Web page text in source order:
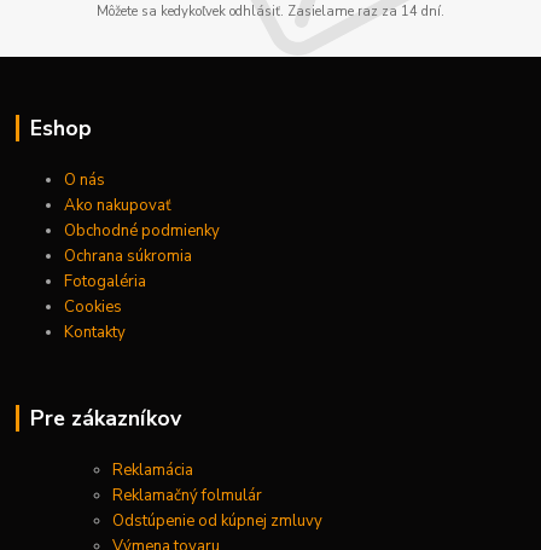
Môžete sa kedykoľvek odhlásiť. Zasielame raz za 14 dní.
Eshop
O nás
Ako nakupovať
Obchodné podmienky
Ochrana súkromia
Fotogaléria
Cookies
Kontakty
Pre zákazníkov
Reklamácia
Reklamačný folmulár
Odstúpenie od kúpnej zmluvy